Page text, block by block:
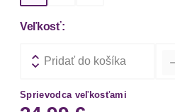
Veľkosť:
Pridať do košíka
Sprievodca veľkosťami